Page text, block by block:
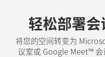
轻松部署
将您的空间转变为
议室或 Google Meet™